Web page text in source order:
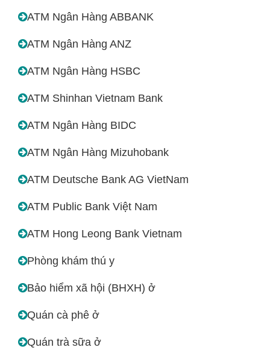
ATM Ngân Hàng ABBANK
ATM Ngân Hàng ANZ
ATM Ngân Hàng HSBC
ATM Shinhan Vietnam Bank
ATM Ngân Hàng BIDC
ATM Ngân Hàng Mizuhobank
ATM Deutsche Bank AG VietNam
ATM Public Bank Việt Nam
ATM Hong Leong Bank Vietnam
Phòng khám thú y
Bảo hiểm xã hội (BHXH) ở
Quán cà phê ở
Quán trà sữa ở